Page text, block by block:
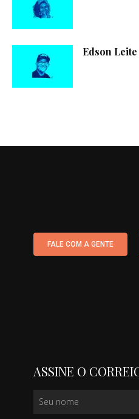
Edson Leite
FALE COM A GENTE
ASSINE O